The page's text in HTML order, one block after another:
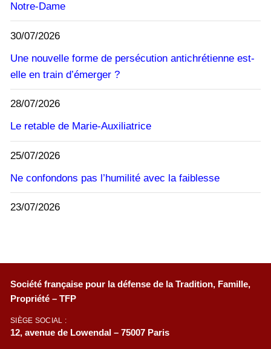
Notre-Dame
30/07/2026
Une nouvelle forme de persécution antichrétienne est-
elle en train d’émerger ?
28/07/2026
Le retable de Marie-Auxiliatrice
25/07/2026
Ne confondons pas l’humilité avec la faiblesse
23/07/2026
Société française pour la défense de la Tradition, Famille,
Propriété – TFP
SIÈGE SOCIAL :
12, avenue de Lowendal – 75007 Paris